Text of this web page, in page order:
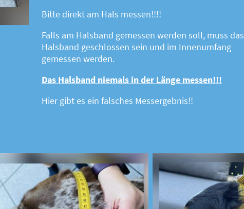
Bitte direkt am Hals messen!!!!
Falls am Halsband gemessen werden soll, muss das
Halsband geschlossen sein und im Innenumfang
gemessen werden.
Das Halsband niemals in der Länge messen!!!
Hier gibt es ein falsches Messergebnis!!